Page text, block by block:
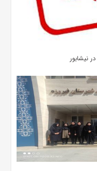
نیشابور